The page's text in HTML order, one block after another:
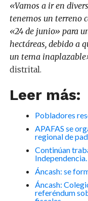
«Vamos a ir en
tenemos un terreno
«24 de junio» para
hectáreas, debido a
un tema
distrital.
Leer más:
Pobladores
APAFAS se
regional de
Continúan
Independencia.
Áncash: se
Áncash:
referéndum